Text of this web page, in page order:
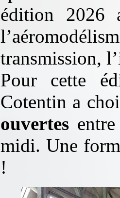
édition 2026
transmission,
Pour cette
Cotentin a
ouvertes
midi. Une
!